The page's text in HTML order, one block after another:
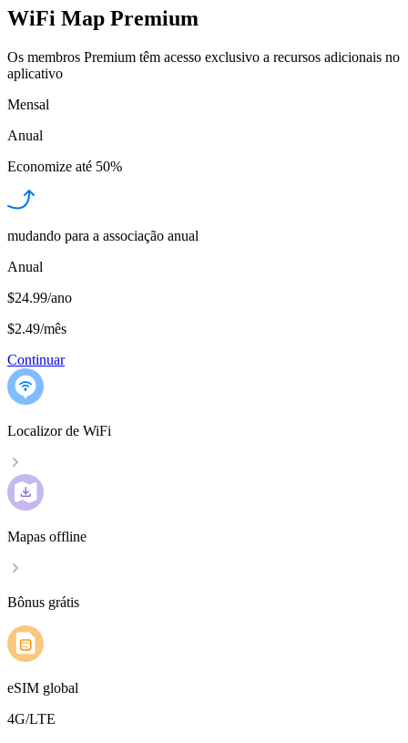
WiFi Map Premium
Os membros Premium têm acesso exclusivo a recursos adicionais no
aplicativo
Mensal
Anual
Economize até 50%
mudando para a associação anual
Anual
$24.99/ano
$2.49/mês
Continuar
Localizor de WiFi
Mapas offline
Bônus grátis
eSIM global
4G/LTE